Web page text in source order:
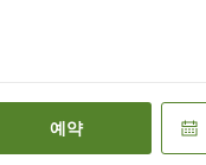
예약